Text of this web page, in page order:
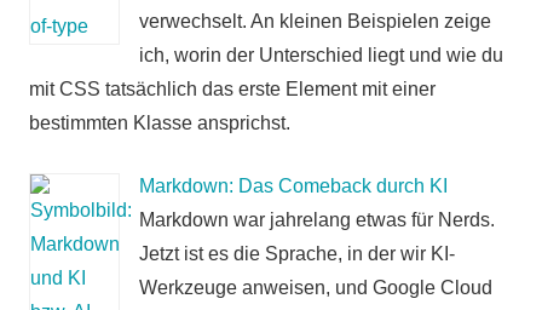
verwechselt. An kleinen Beispielen zeige
ich, worin der Unterschied liegt und wie du
mit CSS tatsächlich das erste Element mit einer
bestimmten Klasse ansprichst.
Markdown: Das Comeback durch KI
Markdown war jahrelang etwas für Nerds.
Jetzt ist es die Sprache, in der wir KI-
Werkzeuge anweisen, und Google Cloud